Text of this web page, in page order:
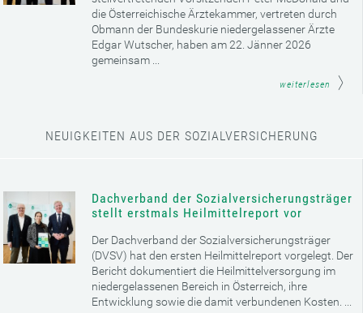
die Österreichische Ärztekammer, vertreten durch
Obmann der Bundeskurie niedergelassener Ärzte
Edgar Wutscher, haben am 22. Jänner 2026
gemeinsam ...
weiterlesen
NEUIGKEITEN AUS DER SOZIALVERSICHERUNG
Dachverband der Sozialversicherungsträger
stellt erstmals Heilmittelreport vor
Der Dachverband der Sozialversicherungsträger
(DVSV) hat den ersten Heilmittelreport vorgelegt. Der
Bericht dokumentiert die Heilmittelversorgung im
niedergelassenen Bereich in Österreich, ihre
Entwicklung sowie die damit verbundenen Kosten. ...